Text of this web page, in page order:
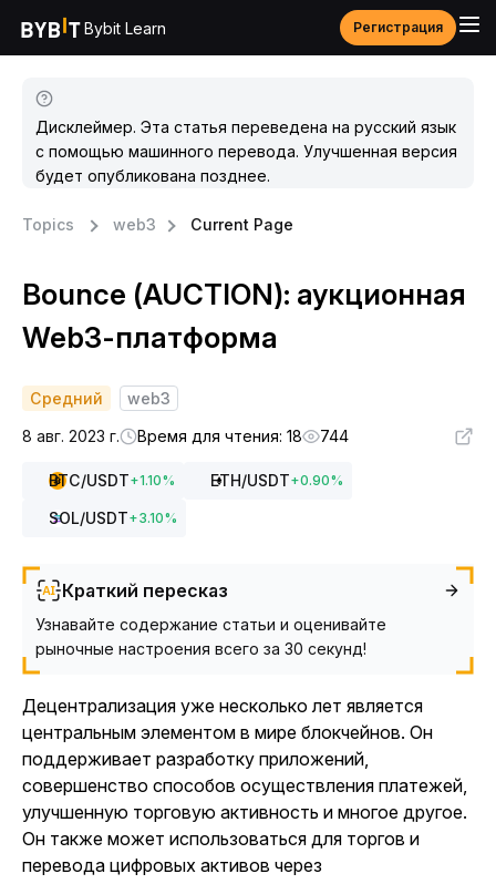
Bybit Learn Регистрация
Дисклеймер. Эта статья переведена на русский язык
с помощью машинного перевода. Улучшенная версия
будет опубликована позднее.
Topics web3 Current Page
Bounce (AUCTION): аукционная
Web3-платформа
Средний
web3
8 авг. 2023 г.
Время для чтения: 18 744
BTC/USDT+1.10% ETH/USDT+0.90%
SOL/USDT+3.10%
Краткий пересказ
Узнавайте содержание статьи и оценивайте
рыночные настроения всего за 30 секунд!
Децентрализация уже несколько лет является
центральным элементом в мире блокчейнов. Он
поддерживает разработку приложений,
совершенство способов осуществления платежей,
улучшенную торговую активность и многое другое.
Он также может использоваться для торгов и
перевода цифровых активов через